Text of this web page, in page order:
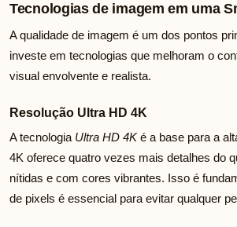
Tecnologias de imagem em uma
A qualidade de imagem é um dos pontos
investe em tecnologias que melhoram o
visual envolvente e realista.
Resolução Ultra HD 4K
A tecnologia Ultra HD 4Ké a base para a
4K oferece quatro vezes mais detalhes do
nítidas e com cores vibrantes. Isso é
de pixels é essencial para evitar qualquer